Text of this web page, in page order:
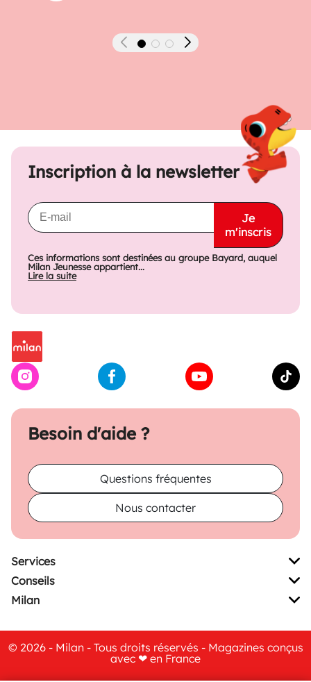
Précédent Suivant
Besoin d'aide ?
Questions fréquentes
Nous contacter
Inscription à la newsletter
Je
m'inscris
Ces informations sont destinées au groupe Bayard, auquel
Milan Jeunesse appartient...
Lire la suite
Services
Conseils
Milan
© 2026 - Milan - Tous droits réservés - Magazines conçus
avec ❤ en France